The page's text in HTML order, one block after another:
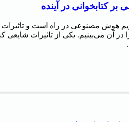
کتابخوانی در آینده
هوش مصنوعی در راه است و تاثیرات
در آن می‌بینیم. یکی از تاثیرات شایعی